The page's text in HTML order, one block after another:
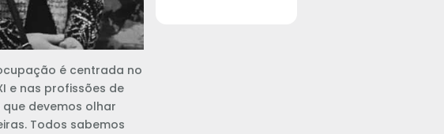
é centrada no
e nas profissões de
devemos olhar
Todos sabemos